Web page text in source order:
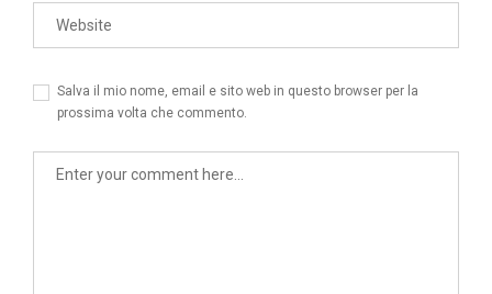
Salva il mio nome, email e sito web in questo browser per la
prossima volta che commento.